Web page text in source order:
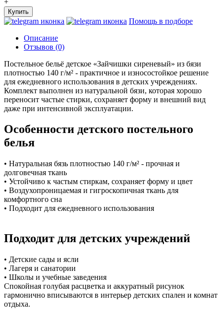
Купить
Помощь в подборе
Описание
Отзывов (0)
Постельное бельё детское «Зайчишки сиреневый» из бязи
плотностью 140 г/м² - практичное и износостойкое решение
для ежедневного использования в детских учреждениях.
Комплект выполнен из натуральной бязи, которая хорошо
переносит частые стирки, сохраняет форму и внешний вид
даже при интенсивной эксплуатации.
Особенности детского постельного
белья
• Натуральная бязь плотностью 140 г/м² - прочная и
долговечная ткань
• Устойчиво к частым стиркам, сохраняет форму и цвет
• Воздухопроницаемая и гигроскопичная ткань для
комфортного сна
• Подходит для ежедневного использования
Подходит для детских учреждений
• Детские сады и ясли
• Лагеря и санатории
• Школы и учебные заведения
Спокойная голубая расцветка и аккуратный рисунок
гармонично вписываются в интерьер детских спален и комнат
отдыха.